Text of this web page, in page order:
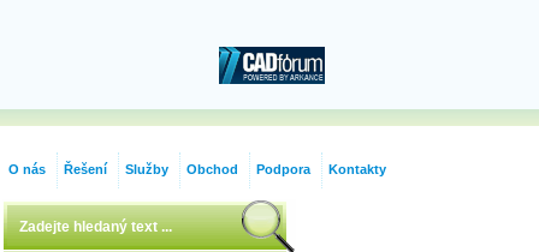
O nás Řešení Služby Obchod Podpora Kontakty